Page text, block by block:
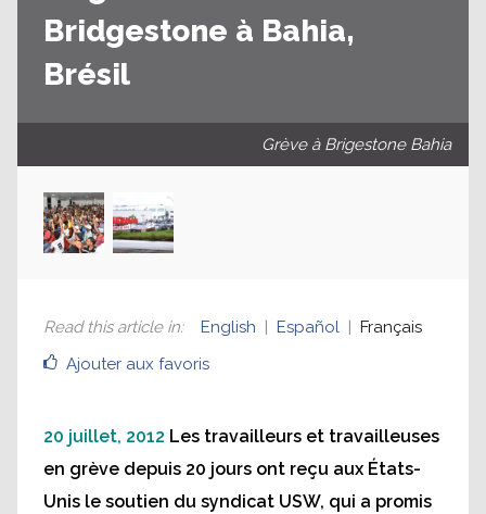
Bridgestone à Bahia,
Brésil
Grève à Brigestone Bahia
Ajouter aux favoris
Read this article in: English Español Français
20 juillet, 2012 Les travailleurs et travailleuses
en grève depuis 20 jours ont reçu aux États-
Unis le soutien du syndicat USW, qui a promis